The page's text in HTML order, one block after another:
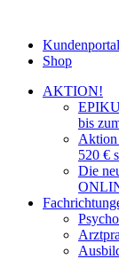
Shop
AKTION!
bis
Aktion
520 €
Die